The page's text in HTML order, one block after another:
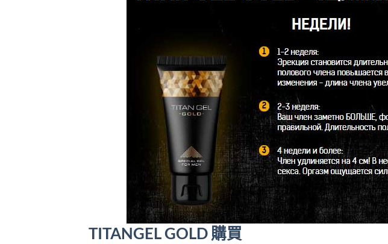
TITANGEL GOLD 購買